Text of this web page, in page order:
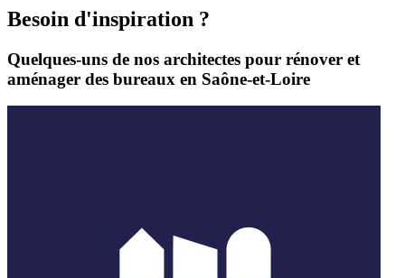
Il existe certains cas où il est obligatoire de travailler avec un
Besoin d'inspiration ?
Quelques-uns de nos architectes pour rénover et
aménager des bureaux en Saône-et-Loire